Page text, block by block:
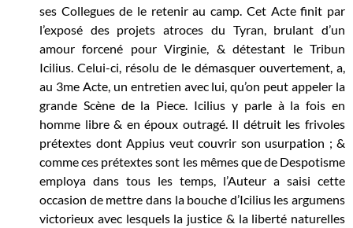
ses Collegues de le retenir au camp. Cet Acte finit par
l’exposé des projets atroces du Tyran, brulant d’un
amour forcené pour Virginie, & détestant le Tribun
Icilius. Celui-ci, résolu de le démasquer ouvertement, a,
au 3me Acte, un entretien avec lui, qu’on peut appeler la
grande Scène de la Piece. Icilius y parle à la fois en
homme libre & en époux outragé. Il détruit les frivoles
prétextes dont Appius veut couvrir son usurpation ; &
comme ces prétextes sont les mêmes que de Despotisme
employa dans tous les temps, l’Auteur a saisi cette
occasion de mettre dans la bouche d’Icilius les argumens
victorieux avec lesquels la justice & la liberté naturelles